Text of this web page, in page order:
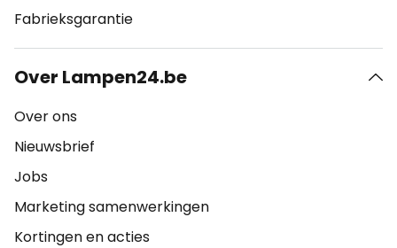
Fabrieksgarantie
Over Lampen24.be
Over ons
Nieuwsbrief
Jobs
Marketing samenwerkingen
Kortingen en acties